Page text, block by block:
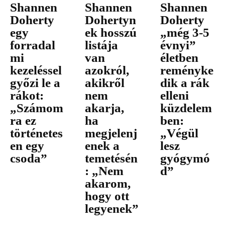
Shannen
Doherty
egy
forradal
mi
kezeléssel
győzi le a
rákot:
„Számom
ra ez
történetes
en egy
csoda”
Shannen
Dohertyn
ek hosszú
listája
van
azokról,
akikről
nem
akarja,
ha
megjelenj
enek a
temetésén
: „Nem
akarom,
hogy ott
legyenek”
Shannen
Doherty
„még 3-5
évnyi”
életben
reményke
dik a rák
elleni
küzdelem
ben:
„Végül
lesz
gyógymó
d”